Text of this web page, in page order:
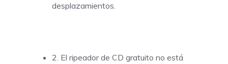
desplazamientos.
2. El ripeador de CD gratuito no está